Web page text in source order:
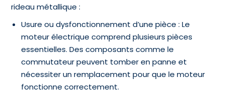
rideau métallique :
Usure ou dysfonctionnement d’une pièce : Le
moteur électrique comprend plusieurs pièces
essentielles. Des composants comme le
commutateur peuvent tomber en panne et
nécessiter un remplacement pour que le moteur
fonctionne correctement.